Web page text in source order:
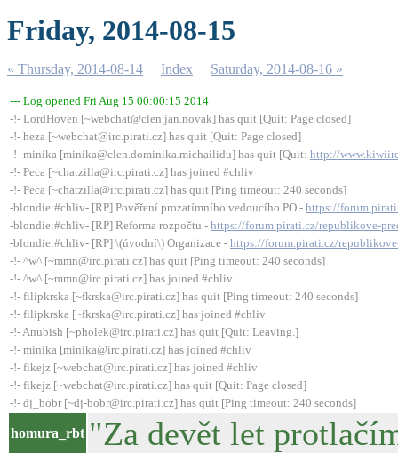
Friday, 2014-08-15
« Thursday, 2014-08-14 Index Saturday, 2014-08-16 »
--- Log opened Fri Aug 15 00:00:15 2014
-!- LordHoven [~webchat@clen.jan.novak] has quit [Quit: Page closed]
-!- heza [~webchat@irc.pirati.cz] has quit [Quit: Page closed]
-!- minika [minika@clen.dominika.michailidu] has quit [Quit: http://
-!- Peca [~chatzilla@irc.pirati.cz] has joined #chliv
-!- Peca [~chatzilla@irc.pirati.cz] has quit [Ping timeout: 240 seconds]
-blondie:#chliv- [RP] Pověření prozatímního vedoucího PO - https://
-blondie:#chliv- [RP] Reforma rozpočtu - https://forum.pirati.cz/republikove-
-blondie:#chliv- [RP] \(úvodní\) Organizace - https://forum.pirati.cz/
-!- ^w^ [~mmn@irc.pirati.cz] has quit [Ping timeout: 240 seconds]
-!- ^w^ [~mmn@irc.pirati.cz] has joined #chliv
-!- filipkrska [~fkrska@irc.pirati.cz] has quit [Ping timeout: 240 seconds]
-!- filipkrska [~fkrska@irc.pirati.cz] has joined #chliv
-!- Anubish [~pholek@irc.pirati.cz] has quit [Quit: Leaving.]
-!- minika [minika@irc.pirati.cz] has joined #chliv
-!- fikejz [~webchat@irc.pirati.cz] has joined #chliv
-!- fikejz [~webchat@irc.pirati.cz] has quit [Quit: Page closed]
-!- dj_bobr [~dj-bobr@irc.pirati.cz] has quit [Ping timeout: 240 seconds]
homura_rbt "Za devět let